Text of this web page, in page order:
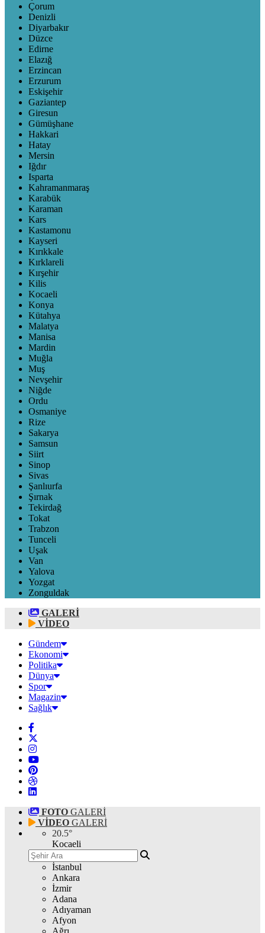
Çorum
Denizli
Diyarbakır
Düzce
Edirne
Elazığ
Erzincan
Erzurum
Eskişehir
Gaziantep
Giresun
Gümüşhane
Hakkari
Hatay
Mersin
Iğdır
Isparta
Kahramanmaraş
Karabük
Karaman
Kars
Kastamonu
Kayseri
Kırıkkale
Kırklareli
Kırşehir
Kilis
Kocaeli
Konya
Kütahya
Malatya
Manisa
Mardin
Muğla
Muş
Nevşehir
Niğde
Ordu
Osmaniye
Rize
Sakarya
Samsun
Siirt
Sinop
Sivas
Şanlıurfa
Şırnak
Tekirdağ
Tokat
Trabzon
Tunceli
Uşak
Van
Yalova
Yozgat
Zonguldak
GALERİ
VİDEO
Gündem
Ekonomi
Politika
Dünya
Spor
Magazin
Sağlık
FOTO GALERİ
VİDEO GALERİ
20.5°
Kocaeli
İstanbul
Ankara
İzmir
Adana
Adıyaman
Afyon
Ağrı